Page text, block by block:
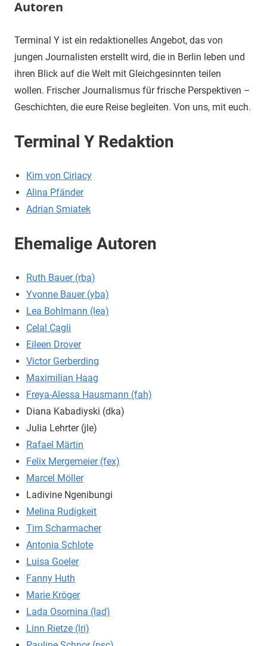
Autoren
Terminal Y ist ein redaktionelles Angebot, das von
jungen Journalisten erstellt wird, die in Berlin leben und
ihren Blick auf die Welt mit Gleichgesinnten teilen
wollen. Frischer Journalismus für frische Perspektiven –
Geschichten, die eure Reise begleiten. Von uns, mit euch.
Terminal Y Redaktion
Kim von Ciriacy
Alina Pfänder
Adrian Smiatek
Ehemalige Autoren
Ruth Bauer (rba)
Yvonne Bauer (yba)
Lea Bohlmann (lea)
Celal Cagli
Eileen Drover
Victor Gerberding
Maximilian Haag
Freya-Alessa Hausmann (fah)
Diana Kabadiyski (dka)
Julia Lehrter (jle)
Rafael Märtin
Felix Mergemeier (fex)
Marcel Möller
Ladivine Ngenibungi
Melina Rudigkeit
Tim Scharmacher
Antonia Schlote
Luisa Goeler
Fanny Huth
Marie Kröger
Lada Osornina (lad)
Linn Rietze (lri)